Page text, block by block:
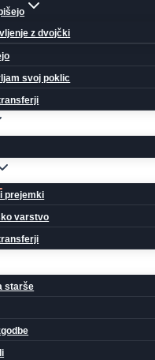
z dvojčki
svoj poklic
prejemki
varstvo
starše